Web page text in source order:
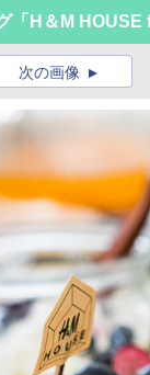
「H＆M
次の画像